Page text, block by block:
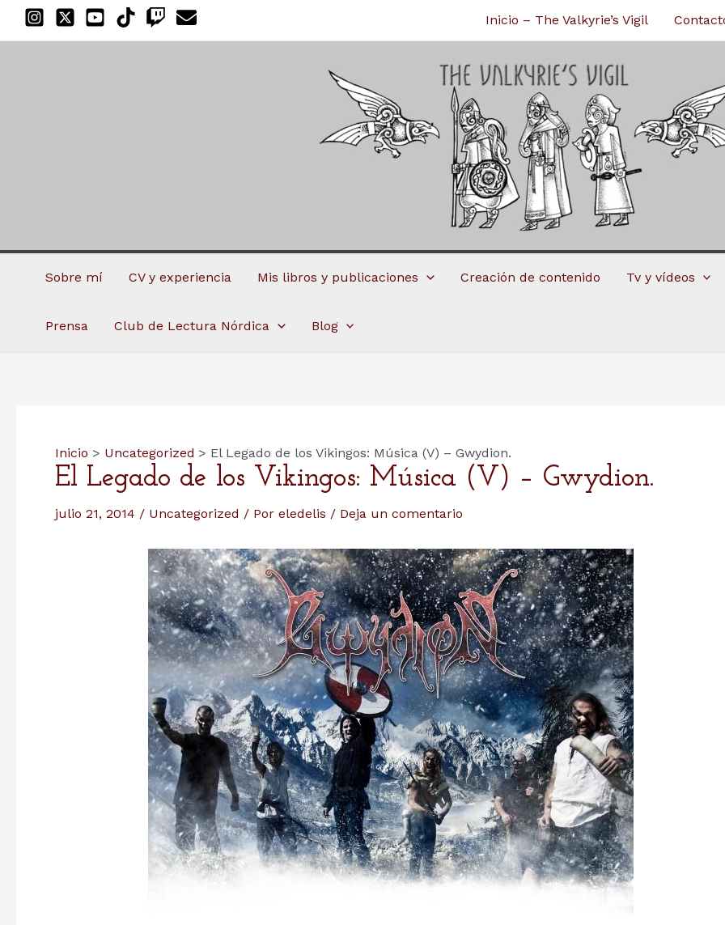
Inicio – The Valkyrie’s Vigil
Sobre mí CV y experiencia Mis libros y publicaciones Creación de contenido Tv y vídeos
Prensa Club de Lectura Nórdica Blog
Inicio Uncategorized El Legado de los Vikingos: Música (V) – Gwydion.
El Legado de los Vikingos: Música (V) – Gwydion.
julio 21, 2014 / Uncategorized / Por eledelis / Deja un comentario